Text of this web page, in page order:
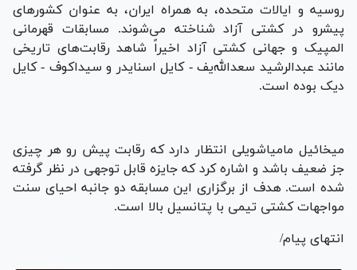
روسیه و ایالات متحده، به همراه ایران، به عنوان کشور‌های
پیشرو در کشتی آزاد شناخته می‌شوند. مسابقات قهرمانی
المپیک و جهانی کشتی آزاد اخیراً شاهد رقابت‌های تاریخی
مانند عبدالرشید سعدالله‌یف - کایل اسنایدر و سیداکوف - کایل
دیک بوده است.
میخائیل مامیاشویلی انتظار دارد که رقابت پیش رو هر چیزی
جز ضعیف باشد و اشاره کرد که جایزه قابل توجهی در نظر گرفته
شده است. هدف از برگزاری این مسابقه دو جانبه احیای سنت
مواجهات کشتی تیمی با پتانسیل بالا است.
انتهای پیام/